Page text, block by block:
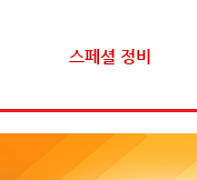
스페셜 정비